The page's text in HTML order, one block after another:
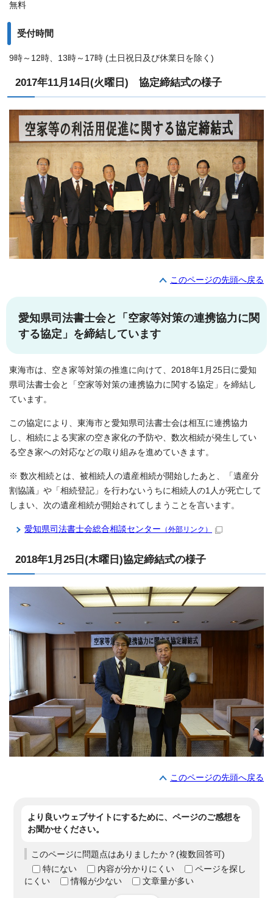
無料
受付時間
9時～12時、13時～17時 (土日祝日及び休業日を除く)
2017年11月14日(火曜日) 協定締結式の様子
このページの先頭へ戻る
愛知県司法書士会と「空家等対策の連携協力に関
する協定」を締結しています
東海市は、空き家等対策の推進に向けて、2018年1月25日に愛知
県司法書士会と「空家等対策の連携協力に関する協定」を締結し
ています。
この協定により、東海市と愛知県司法書士会は相互に連携協力
し、相続による実家の空き家化の予防や、数次相続が発生してい
る空き家への対応などの取り組みを進めていきます。
※ 数次相続とは、被相続人の遺産相続が開始したあと、「遺産分
割協議」や「相続登記」を行わないうちに相続人の1人が死亡して
しまい、次の遺産相続が開始されてしまうことを言います。
愛知県司法書士会総合相談センター （外部リンク）
2018年1月25日(木曜日)協定締結式の様子
このページの先頭へ戻る
より良いウェブサイトにするために、ページのご感想を
お聞かせください。
このページに問題点はありましたか？(複数回答可)
特にない
内容が分かりにくい
ページを探し
にくい
情報が少ない 文章量が多い